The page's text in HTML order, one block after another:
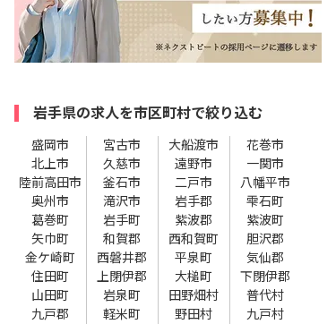
岩手県の求人を市区町村で絞り込む
盛岡市 宮古市 大船渡市
花巻市
北上市
久慈市 遠野市
一関市
陸前高田市
釜石市 二戸市
八幡平市
奥州市
滝沢市 岩手郡
雫石町
葛巻町
岩手町 紫波郡
紫波町
矢巾町
和賀郡 西和賀町
胆沢郡
金ケ崎町
西磐井郡 平泉町
気仙郡
住田町
上閉伊郡 大槌町
下閉伊郡
山田町
岩泉町 田野畑村
普代村
九戸郡
軽米町 野田村
九戸村